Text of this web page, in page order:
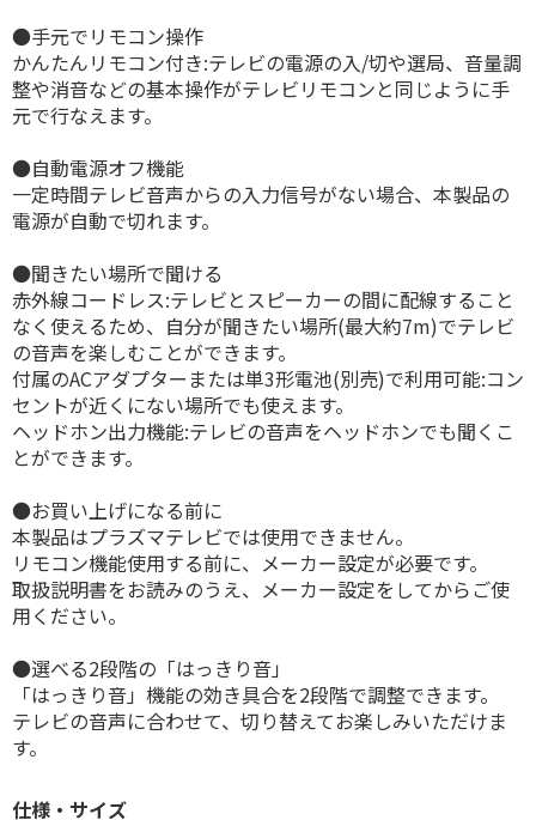
●手元でリモコン操作
かんたんリモコン付き:テレビの電源の入/切や選局、音量調
整や消音などの基本操作がテレビリモコンと同じように手
元で行なえます。
●自動電源オフ機能
一定時間テレビ音声からの入力信号がない場合、本製品の
電源が自動で切れます。
●聞きたい場所で聞ける
赤外線コードレス:テレビとスピーカーの間に配線すること
なく使えるため、自分が聞きたい場所(最大約7m)でテレビ
の音声を楽しむことができます。
付属のACアダプターまたは単3形電池(別売)で利用可能:コン
セントが近くにない場所でも使えます。
ヘッドホン出力機能:テレビの音声をヘッドホンでも聞くこ
とができます。
●お買い上げになる前に
本製品はプラズマテレビでは使用できません。
リモコン機能使用する前に、メーカー設定が必要です。
取扱説明書をお読みのうえ、メーカー設定をしてからご使
用ください。
●選べる2段階の「はっきり音」
「はっきり音」機能の効き具合を2段階で調整できます。
テレビの音声に合わせて、切り替えてお楽しみいただけま
す。
仕様・サイズ